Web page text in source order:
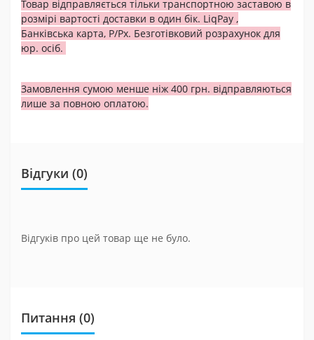
Товар відправляється тільки транспортною заставою в
розмірі вартості доставки в один бік. LiqPay ,
Банківська карта, Р/Рх. Безготівковий розрахунок для
юр. осіб.
Замовлення сумою менше ніж 400 грн. відправляються
лише за повною оплатою.
Відгуки (0)
Відгуків про цей товар ще не було.
Питання (0)